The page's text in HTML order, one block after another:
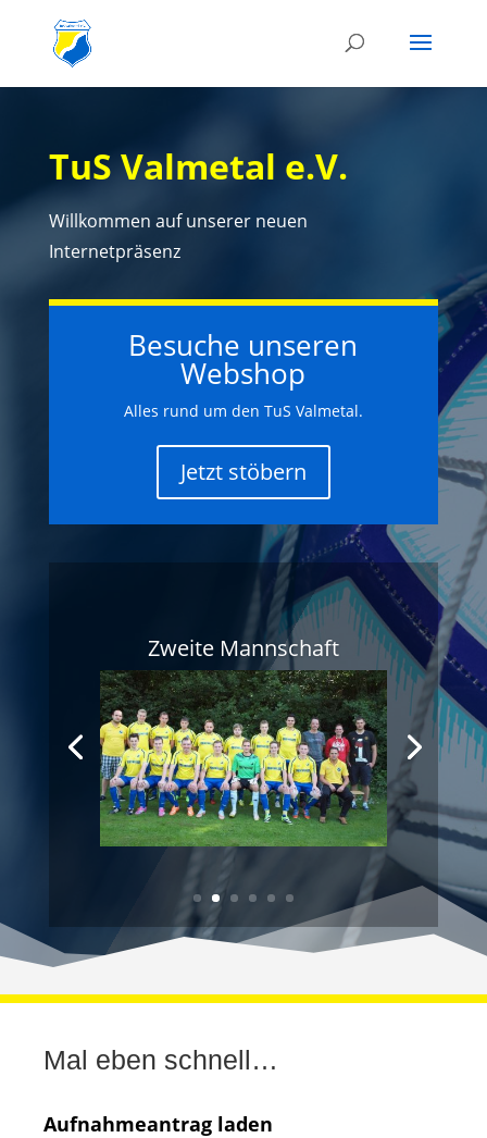
TuS Valmetal e.V.
Willkommen auf unserer neuen
Internetpräsenz
Besuche unseren
Webshop
Alles rund um den TuS Valmetal.
Jetzt stöbern
Zweite Mannschaft
Mal eben schnell…
Aufnahmeantrag laden